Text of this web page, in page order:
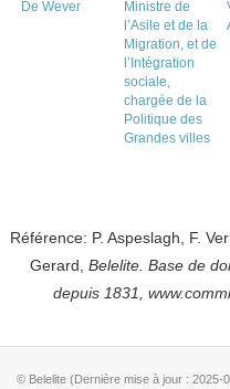
De Wever
Ministre de
l’Asile et de la
Migration, et de
l’Intégration
sociale,
chargée de la
Politique des
Grandes villes
Référence: P. Aspeslagh, F.
Gerard, Belelite. Base de
depuis 1831,
© Belelite (Dernière mise à jour : 2025-